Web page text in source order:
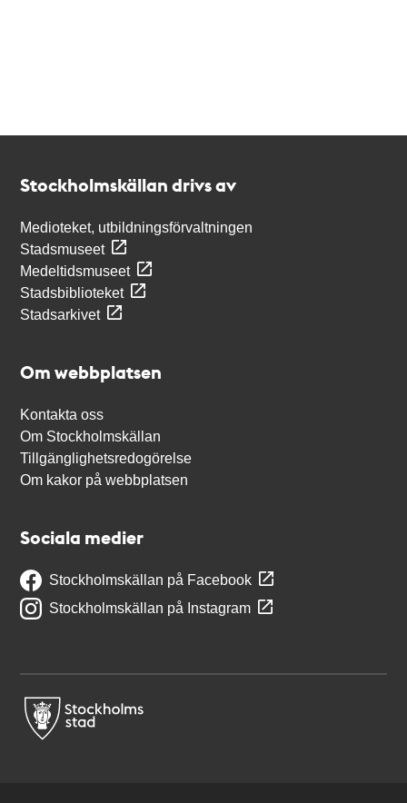
Stockholmskällan drivs av
Medioteket, utbildningsförvaltningen
Stadsmuseet
Medeltidsmuseet
Stadsbiblioteket
Stadsarkivet
Om webbplatsen
Kontakta oss
Om Stockholmskällan
Tillgänglighetsredogörelse
Om kakor på webbplatsen
Sociala medier
Stockholmskällan på Facebook
Stockholmskällan på Instagram